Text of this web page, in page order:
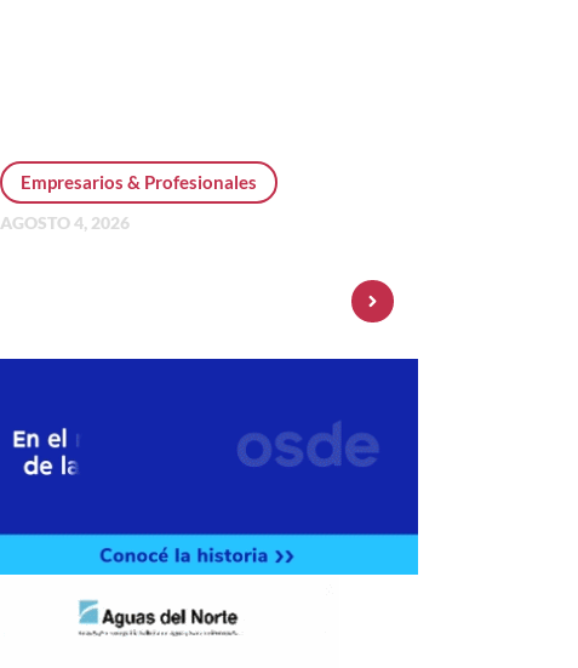
Empresarios & Profesionales
AGOSTO 4, 2026